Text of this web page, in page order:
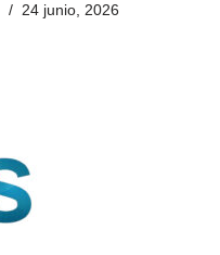
24 junio, 2026